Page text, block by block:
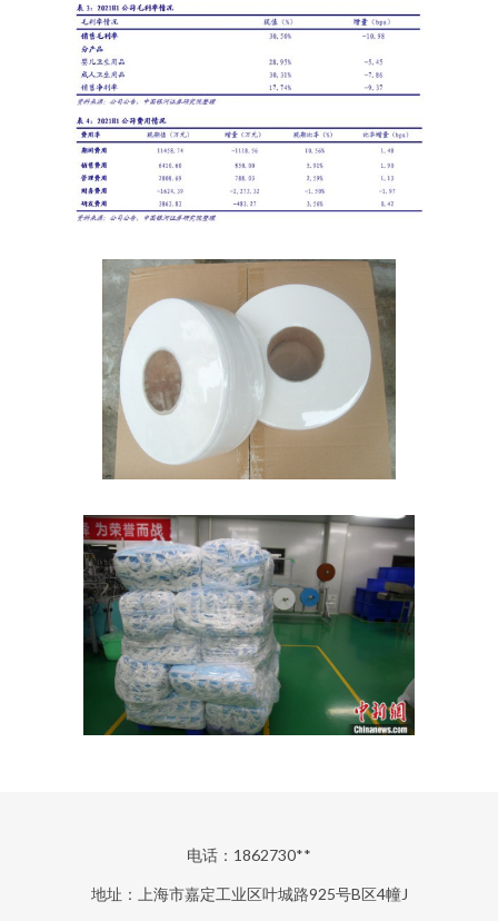
电话：1862730**
地址：上海市嘉定工业区叶城路925号B区4幢J